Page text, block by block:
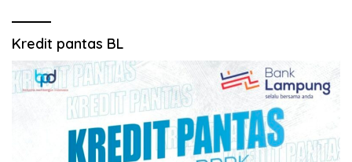
Kredit pantas BL